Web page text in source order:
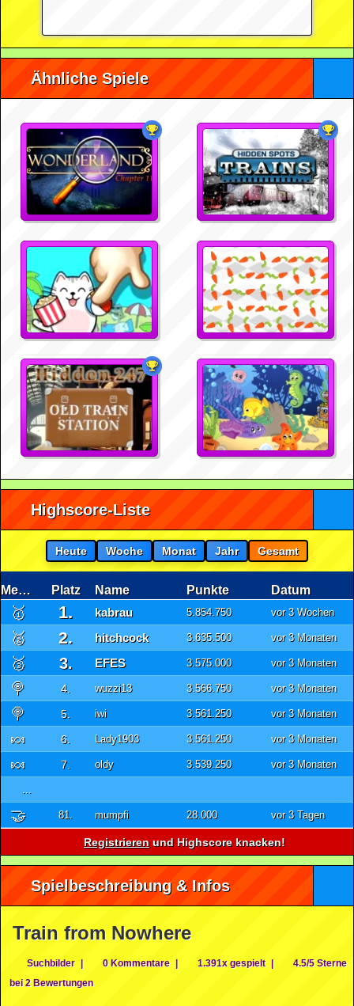
Ähnliche Spiele
Highscore-Liste
Heute Woche Monat Jahr Gesamt
Medaille Platz Name Punkte Datum
🥇 1. kabrau 5.854.750 vor 3 Wochen
🥈 2. hitchcock 3.635.500 vor 3 Monaten
🥉 3. EFES 3.575.000 vor 3 Monaten
🍭 4. wuzzi13 3.566.750 vor 3 Monaten
🍭 5. iwi 3.561.250 vor 3 Monaten
🍬 6. Lady1903 3.561.250 vor 3 Monaten
🍬 7. oldy 3.539.250 vor 3 Monaten
...
🤝 81. mumpfi 28.000 vor 3 Tagen
Registrieren und Highscore knacken!
Spielbeschreibung & Infos
Train from Nowhere
Suchbilder | 0 Kommentare | 1.391x gespielt |
4.5/5 Sterne
bei 2 Bewertungen